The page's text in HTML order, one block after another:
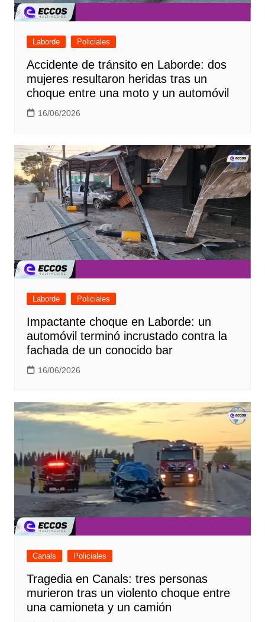
Laborde Policiales
Accidente de tránsito en Laborde: dos
mujeres resultaron heridas tras un
choque entre una moto y un automóvil
16/06/2026
Laborde Policiales
Impactante choque en Laborde: un
automóvil terminó incrustado contra la
fachada de un conocido bar
16/06/2026
Canals Policiales
Tragedia en Canals: tres personas
murieron tras un violento choque entre
una camioneta y un camión